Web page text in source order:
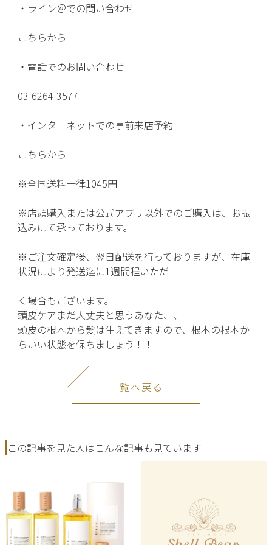
・ライン＠での問い合わせ
こちらから
・電話でのお問い合わせ
03-6264-3577
・インターネットでの事前来店予約
こちらから
※全国送料一律1045円
※店頭購入または公式アプリ以外でのご購入は、 お振
込みにて承っております。
※ご注文確定後、翌日配送を行っておりますが、 在庫
状況により発送迄に1週間程いただ
く場合もございます。
頭皮ケアまだ大丈夫と思うあなた、、
頭皮の根本から髪は生えてきますので、根本の根本か
らいい状態を保ちましょう！！
一覧へ戻る
この記事を見た人はこんな記事も見ています